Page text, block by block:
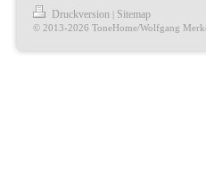
Druckversion | Sitemap
© 2013-2026 ToneHome/Wolfgang